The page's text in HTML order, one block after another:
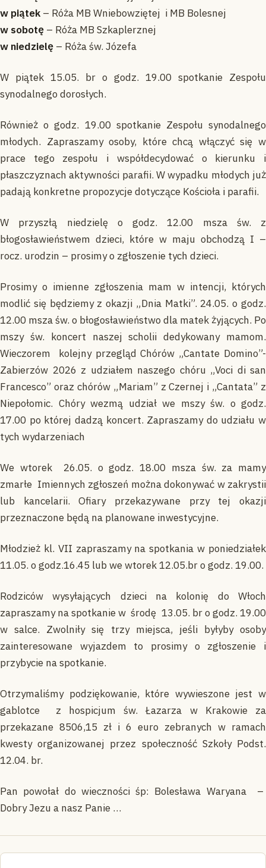
w piątek – Róża MB Wniebowziętej i MB Bolesnej
w sobotę – Róża MB Szkaplerznej
w niedzielę – Róża św. Józefa
W piątek 15.05. br o godz. 19.00 spotkanie Zespołu
synodalnego dorosłych.
Również o godz. 19.00 spotkanie Zespołu synodalnego
młodych. Zapraszamy osoby, które chcą włączyć się w
prace tego zespołu i współdecydować o kierunku i
płaszczyznach aktywności parafii. W wypadku młodych już
padają konkretne propozycje dotyczące Kościoła i parafii.
W przyszłą niedzielę o godz. 12.00 msza św. z
błogosławieństwem dzieci, które w maju obchodzą I –
rocz. urodzin – prosimy o zgłoszenie tych dzieci.
Prosimy o imienne zgłoszenia mam w intencji, których
modlić się będziemy z okazji „Dnia Matki”. 24.05. o godz.
12.00 msza św. o błogosławieństwo dla matek żyjących. Po
mszy św. koncert naszej scholii dedykowany mamom.
Wieczorem kolejny przegląd Chórów „Cantate Domino”-
Zabierzów 2026 z udziałem naszego chóru „Voci di san
Francesco” oraz chórów „Mariam” z Czernej i „Cantata” z
Niepołomic. Chóry wezmą udział we mszy św. o godz.
17.00 po której dadzą koncert. Zapraszamy do udziału w
tych wydarzeniach
We wtorek 26.05. o godz. 18.00 msza św. za mamy
zmarłe Imiennych zgłoszeń można dokonywać w zakrystii
lub kancelarii. Ofiary przekazywane przy tej okazji
przeznaczone będą na planowane inwestycyjne.
Młodzież kl. VII zapraszamy na spotkania w poniedziałek
11.05. o godz.16.45 lub we wtorek 12.05.br o godz. 19.00.
Rodziców wysyłających dzieci na kolonię do Włoch
zapraszamy na spotkanie w środę 13.05. br o godz. 19.00
w salce. Zwolniły się trzy miejsca, jeśli byłyby osoby
zainteresowane wyjazdem to prosimy o zgłoszenie i
przybycie na spotkanie.
Otrzymaliśmy podziękowanie, które wywieszone jest w
gablotce z hospicjum św. Łazarza w Krakowie za
przekazane 8506,15 zł i 6 euro zebranych w ramach
kwesty organizowanej przez społeczność Szkoły Podst.
12.04. br.
Pan powołał do wieczności śp: Bolesława Waryana –
Dobry Jezu a nasz Panie …